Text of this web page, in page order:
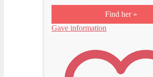
Find her »
Gave information